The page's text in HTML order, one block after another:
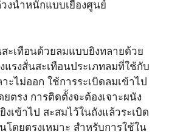
งน้ำหนักแบบเยื้องศูนย์
ะเทือนด้วยลมแบบยิงทลายด้วย
รงสั่นสะเทือนประเภทลมที่ใช้กับ
ะไม่ออก ใช้การระเบิดลมเข้าไป
ตรง การติดตั้งจะต้องเจาะผนัง
เข้าไป สะสมไว้ในถังแล้วระเบิด
โดยตรงเหมาะ สำหรับการใช้ใน